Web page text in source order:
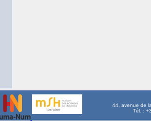
44, avenue de
Tél. :